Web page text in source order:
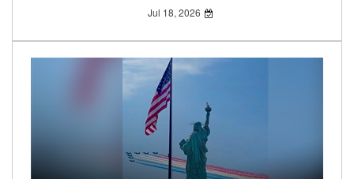
Jul 18, 2026